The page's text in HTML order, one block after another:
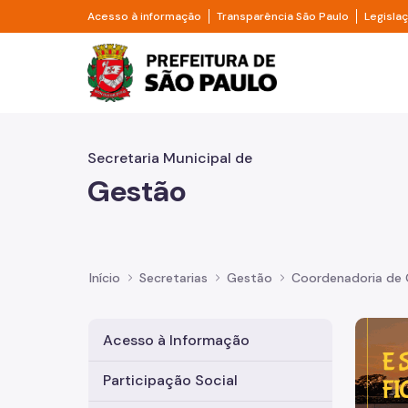
Pular para o Conteúdo principal
Acesso à informação Divisor de acesso à informação
Transparência São Paulo Divisor
Prefeitura de São
Secretaria Municipal de
Gestão
Início Secretarias Gestão Coordenadoria de
Acesso à Informação
Participação Social